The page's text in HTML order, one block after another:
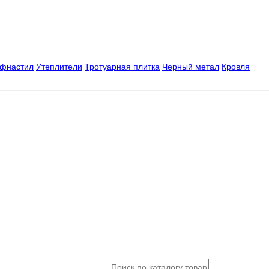
Утеплители Тротуарная плитка Черный метал Кровля